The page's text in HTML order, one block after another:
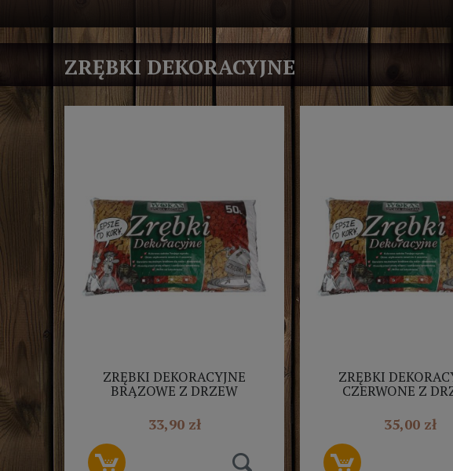
ZRĘBKI DEKORACYJNE
ZRĘBKI DEKORACYJNE
BRĄZOWE Z DRZEW
33,90 zł
ZRĘBKI
CZERWONE Z
35,00 zł